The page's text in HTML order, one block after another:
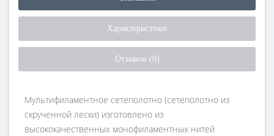
Характеристики
Отзывов (0)
Мультифиламентное сетеполотно (сетеполотно из
скрученной лески) изготовлено из
высококачественных монофиламентных нитей